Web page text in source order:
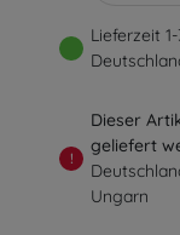
Lieferzeit
!
Dieser
geliefert
Ungarn